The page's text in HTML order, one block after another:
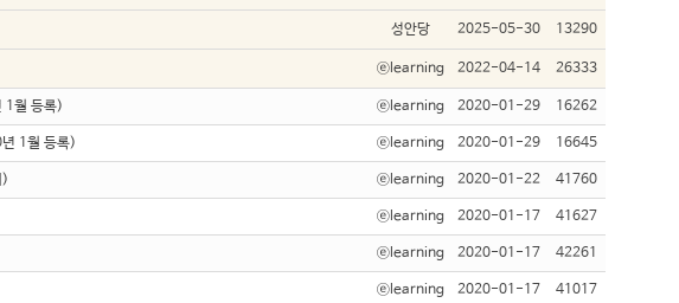
성안당 2025-05-30 13290
ⓔlearning 2022-04-14 26333
1월 등록) ⓔlearning 2020-01-29 16262
1월 등록) ⓔlearning 2020-01-29 16645
) ⓔlearning 2020-01-22 41760
ⓔlearning 2020-01-17 41627
ⓔlearning 2020-01-17 42261
ⓔlearning 2020-01-17 41017